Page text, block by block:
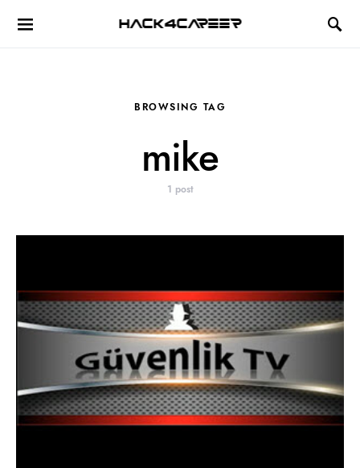
Hack4Career
BROWSING TAG
mike
1 post